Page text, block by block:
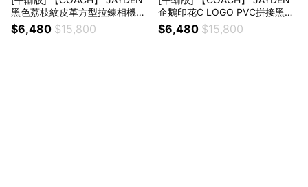
黑色荔枝紋皮革方型拉鍊相機斜
背肩背/手拿小包 真品平輸
$6,480 $15,800
企鵝印花C LOGO PVC拼接黑色
皮革方型拉鍊相機斜背肩背/手拿
小包 真品平輸
$6,480 $15,800